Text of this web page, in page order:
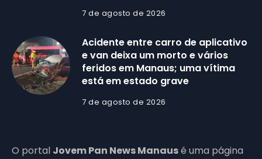
7 de agosto de 2026
Acidente entre carro de aplicativo
e van deixa um morto e vários
feridos em Manaus; uma vítima
está em estado grave
7 de agosto de 2026
O portal Jovem Pan News Manausé uma página